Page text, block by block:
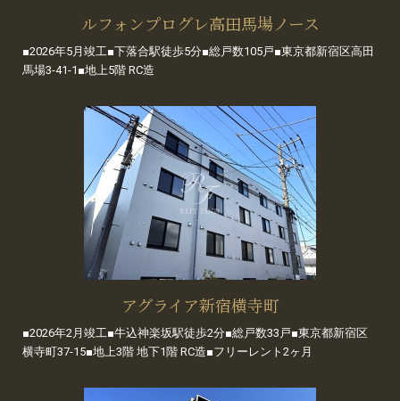
ルフォンプログレ高田馬場ノース
■2026年5月竣工■下落合駅徒歩5分■総戸数105戸■東京都新宿区高田
馬場3-41-1■地上5階 RC造
アグライア新宿横寺町
■2026年2月竣工■牛込神楽坂駅徒歩2分■総戸数33戸■東京都新宿区
横寺町37-15■地上3階 地下1階 RC造■フリーレント2ヶ月